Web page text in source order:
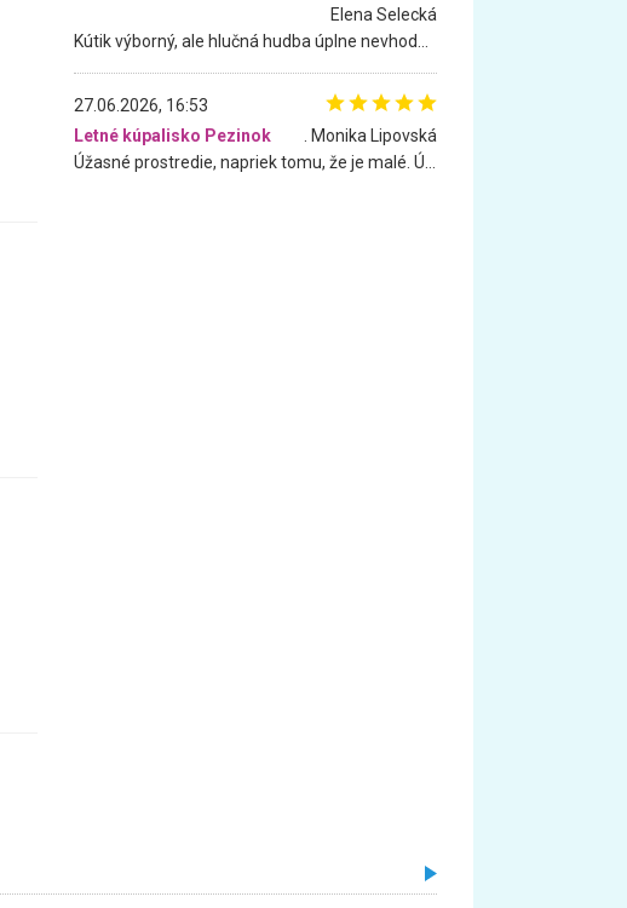
Elena Selecká
27.06.2026, 16:53
Letné kúpalisko Pezinok
. Monika Lipovská